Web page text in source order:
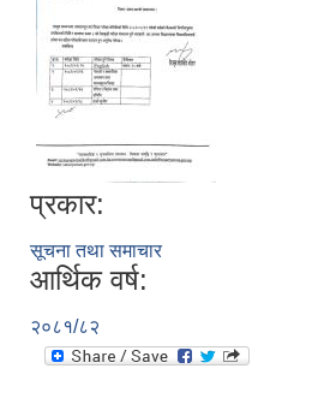
प्रकार:
सूचना तथा समाचार
आर्थिक वर्ष:
२०८१/८२